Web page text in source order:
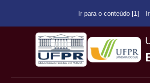
Ir para o conteúdo [1]